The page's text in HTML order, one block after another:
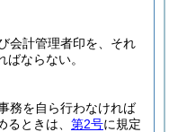
会計管理者印を、それ
ならない。
務を自ら行わなければ
ときは、 第2号に規定